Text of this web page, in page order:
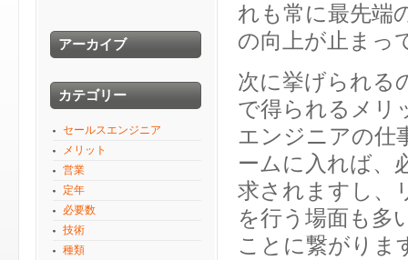
れも常に最先端
の向上が止まっ
次に挙げられる
で得られるメリ
エンジニアの仕
ームに入れば、
求されますし、
を行う場面も多
ことに繋がりま
アーカイブ
カテゴリー
セールスエンジニア
メリット
営業
定年
必要数
技術
種類